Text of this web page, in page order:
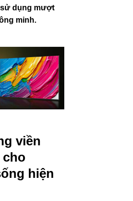
sử dụng mượt
minh.
viền
hiện